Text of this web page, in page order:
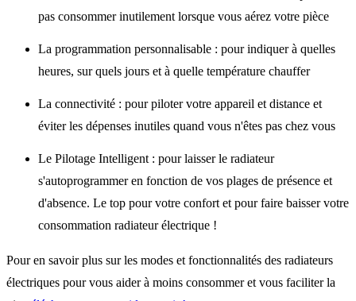
pas consommer inutilement lorsque vous aérez votre pièce
La programmation personnalisable : pour indiquer à quelles
heures, sur quels jours et à quelle température chauffer
La connectivité : pour piloter votre appareil et distance et
éviter les dépenses inutiles quand vous n'êtes pas chez vous
Le Pilotage Intelligent : pour laisser le radiateur
s'autoprogrammer en fonction de vos plages de présence et
d'absence. Le top pour votre confort et pour faire baisser votre
consommation radiateur électrique !
Pour en savoir plus sur les modes et fonctionnalités des radiateurs
électriques pour vous aider à moins consommer et vous faciliter la